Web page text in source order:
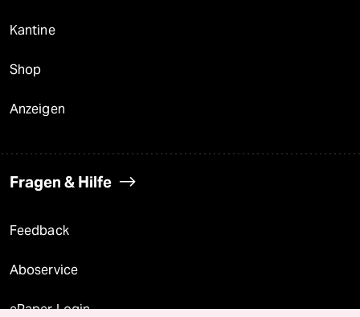
Kantine
Shop
Anzeigen
Fragen & Hilfe
Feedback
Aboservice
ePaper Login